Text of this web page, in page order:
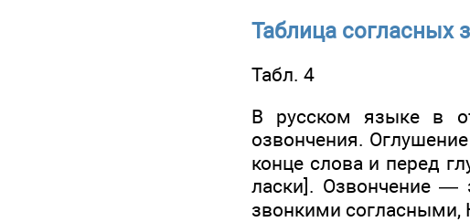
Таблица согласных
Табл. 4
В русском языке в
озвончения.
конце слова и перед
ласки]. Озвончение —
звонкими согласными,